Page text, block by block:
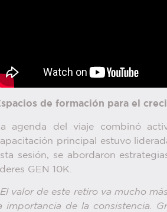
de formación para el
agenda del viaje combinó
principal estuvo
sesión, se abordaron
GEN 10K.
valor de este retiro va mucho
importancia de la consistencia.